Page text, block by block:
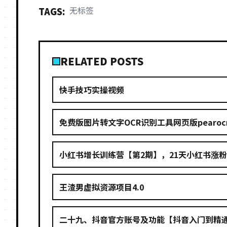
TAGS: 无标签
RELATED POSTS
快手技巧实操视频
免费版图片转文字OCR识别工具网页版
小红书增长训练营【第2期】，21天小红书涨
王渣男虚拟资源项目4.0
二十九、抖音官方账号及功能【抖音入门到精通